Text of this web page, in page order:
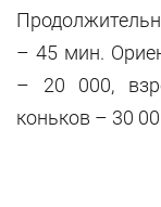
– 45 мин.
– 20 000,
коньков – 30